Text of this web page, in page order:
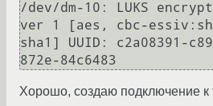
/dev/dm-10: LUKS
ver 1 [aes, cbc-
sha1] UUID: c2a08391-
Хорошо, создаю подключение к